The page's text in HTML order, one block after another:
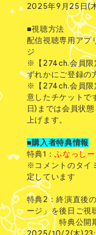
2025年9月25日(
■視聴方法
配信視聴専用アプ
ジ
※【274ch.会員限
ずれかにご登録の
※【274ch.会員限
意したチケット
日)までは会員状
上げます。
■購入者特典情報
特典1：ふなっし
※コメントのタイ
定しています
特典2：終演直後
ージ」を後日ご視
特典公開期間